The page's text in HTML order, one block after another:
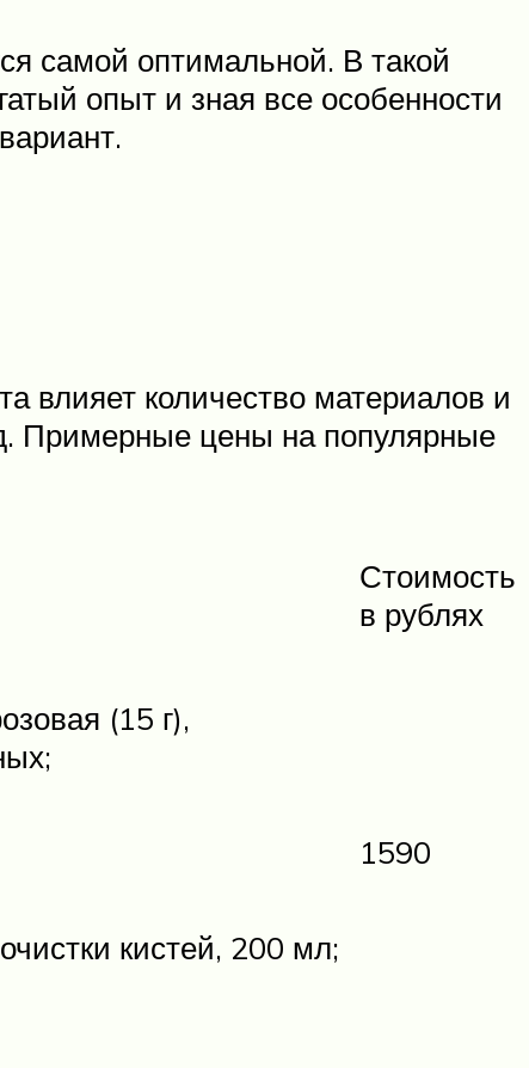
самой оптимальной. В такой
опыт и зная все особенности
влияет количество материалов и
Примерные цены на популярные
Стоимость
в рублях
(15 г),
кистей, 200 мл;
1590